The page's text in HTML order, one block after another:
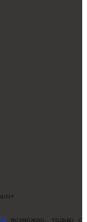
возможно, только с